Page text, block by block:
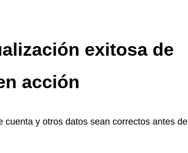
exitosa de
acción
cuenta y otros datos sean correctos antes de